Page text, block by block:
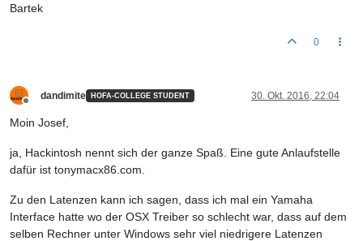
Bartek
0
Offline
dandimite HOFA-COLLEGE STUDENT 30. Okt. 2016, 22:04
Moin Josef,
ja, Hackintosh nennt sich der ganze Spaß. Eine gute Anlaufstelle
dafür ist tonymacx86.com.
Zu den Latenzen kann ich sagen, dass ich mal ein Yamaha
Interface hatte wo der OSX Treiber so schlecht war, dass auf dem
selben Rechner unter Windows sehr viel niedrigere Latenzen